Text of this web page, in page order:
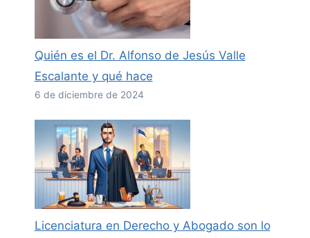
Quién es el Dr. Alfonso de Jesús Valle
Escalante y qué hace
6 de diciembre de 2024
Licenciatura en Derecho y Abogado son lo